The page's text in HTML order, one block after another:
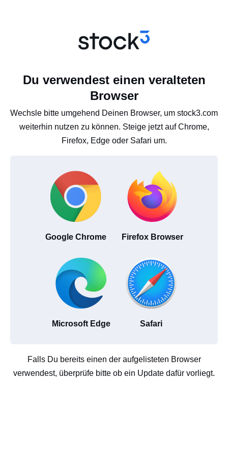
Du verwendest einen veralteten
Browser
Wechsle bitte umgehend Deinen Browser, um stock3.com
weiterhin nutzen zu können. Steige jetzt auf Chrome,
Firefox, Edge oder Safari um.
Google Chrome Firefox Browser
Microsoft Edge Safari
Falls Du bereits einen der aufgelisteten Browser
verwendest, überprüfe bitte ob ein Update dafür vorliegt.